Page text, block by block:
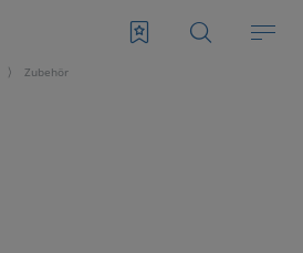
Zubehör